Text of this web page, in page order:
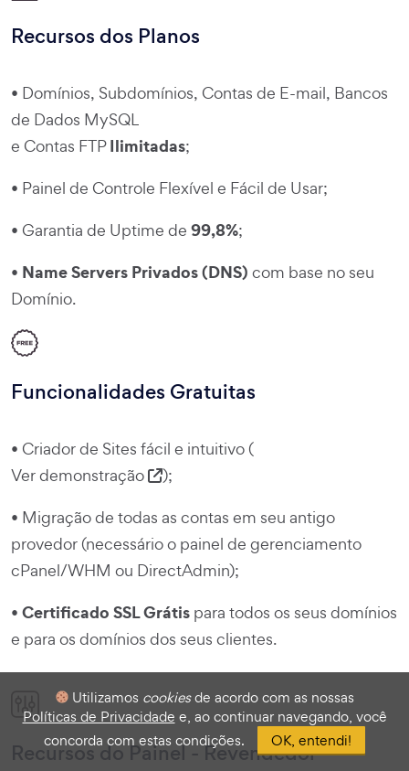
Recursos dos Planos
• Domínios, Subdomínios, Contas de E-mail, Bancos
de Dados MySQL
e Contas FTPIlimitadas;
• Painel de Controle Flexível e Fácil de Usar;
• Garantia de Uptime de 99,8%;
• Name Servers Privados (DNS) com base no seu
Domínio.
Funcionalidades Gratuitas
• Criador de Sites fácil e intuitivo (
Ver demonstração
);
• Migração de todas as contas em seu antigo
provedor (necessário o painel de gerenciamento
cPanel/WHM ou DirectAdmin);
• Certificado SSL Grátis para todos os seus domínios
e para os domínios dos seus clientes.
Recursos do Painel - Revendedor
Utilizamos cookiesde acordo com as nossas
Políticas de Privacidade e, ao continuar navegando, você
concorda com estas condições.
OK, entendi!